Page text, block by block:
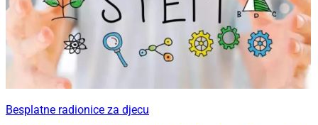
Besplatne radionice za djecu